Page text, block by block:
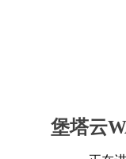
堡塔云